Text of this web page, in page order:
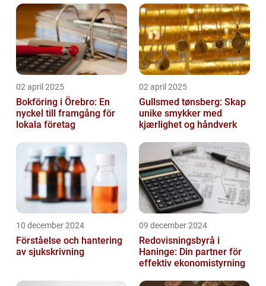
02 april 2025
Bokföring i Örebro: En
nyckel till framgång för
lokala företag
02 april 2025
Gullsmed tønsberg: Skap
unike smykker med
kjærlighet og håndverk
10 december 2024
Förståelse och hantering
av sjukskrivning
09 december 2024
Redovisningsbyrå i
Haninge: Din partner för
effektiv ekonomistyrning